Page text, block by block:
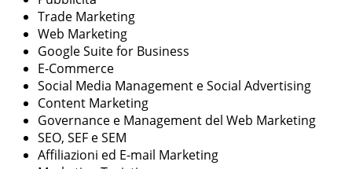
Trade Marketing
Web Marketing
Google Suite for Business
E-Commerce
Social Media Management e Social Advertising
Content Marketing
Governance e Management del Web Marketing
SEO, SEF e SEM
Affiliazioni ed E-mail Marketing